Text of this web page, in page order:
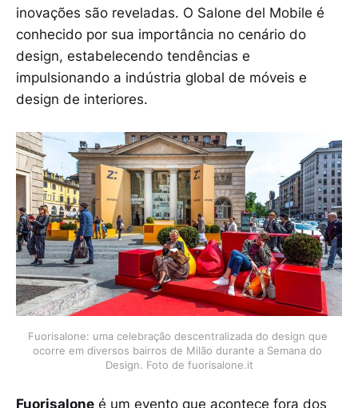
inovações são reveladas. O Salone del Mobile é
conhecido por sua importância no cenário do
design, estabelecendo tendências e
impulsionando a indústria global de móveis e
design de interiores.
Fuorisalone: uma celebração descentralizada do design que
ocorre em diversos bairros de Milão durante a Semana do
Design. Foto de fuorisalone.it
Fuorisalone é um evento que acontece fora dos